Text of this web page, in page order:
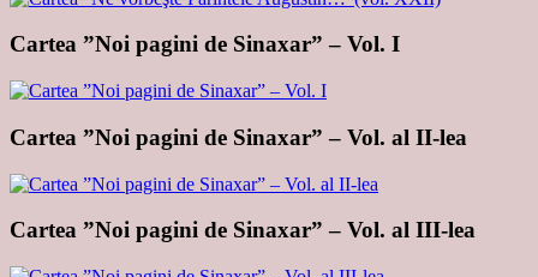
Cartea ”Noi pagini de Sinaxar” – Vol. I
Cartea ”Noi pagini de Sinaxar” – Vol. al II-lea
Cartea ”Noi pagini de Sinaxar” – Vol. al III-lea